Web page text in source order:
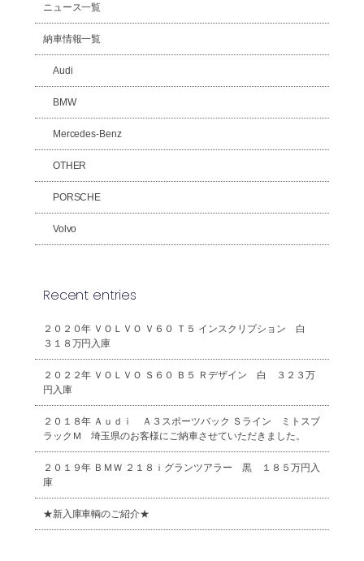
ニュース一覧
納車情報一覧
Audi
BMW
Mercedes-Benz
OTHER
PORSCHE
Volvo
Recent entries
２０２０年 ＶＯＬＶＯ Ｖ６０ Ｔ５ インスクリプション 白
３１８万円入庫
２０２２年 ＶＯＬＶＯ Ｓ６０ Ｂ５ Ｒデザイン 白 ３２３万
円入庫
２０１８年 Ａｕｄｉ Ａ３スポーツバック Ｓライン ミトスブ
ラックＭ 埼玉県のお客様にご納車させていただきました。
２０１９年 ＢＭＷ ２１８ｉグランツアラー 黒 １８５万円入
庫
★新入庫車輌のご紹介★